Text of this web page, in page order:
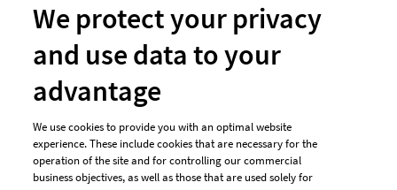
Unsere Zahlungsarten
We protect your privacy
and use data to your
advantage
We use cookies to provide you with an optimal website
experience. These include cookies that are necessary for the
operation of the site and for controlling our commercial
business objectives, as well as those that are used solely for